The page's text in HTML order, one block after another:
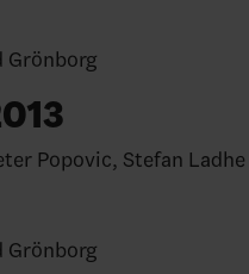
Grönborg
Popovic, Stefan Ladhe
Grönborg